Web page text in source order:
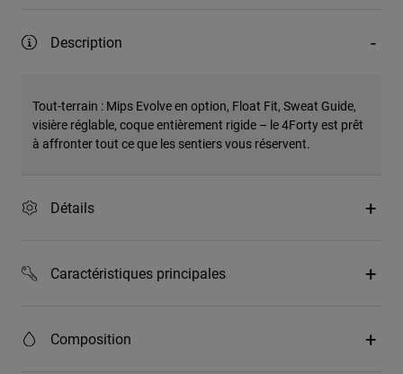
Description
Tout-terrain : Mips Evolve en option, Float Fit, Sweat Guide,
visière réglable, coque entièrement rigide – le 4Forty est prêt
à affronter tout ce que les sentiers vous réservent.
Détails
Caractéristiques principales
Composition